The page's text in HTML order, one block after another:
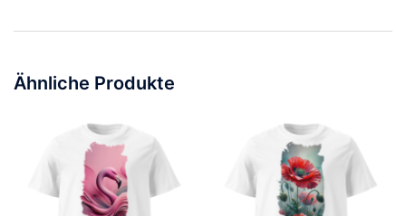
Ähnliche Produkte